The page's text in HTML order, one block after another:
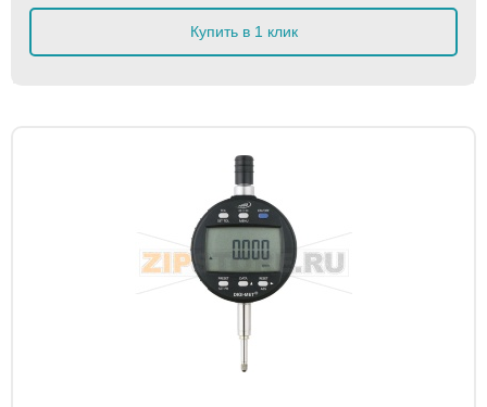
Купить в 1 клик